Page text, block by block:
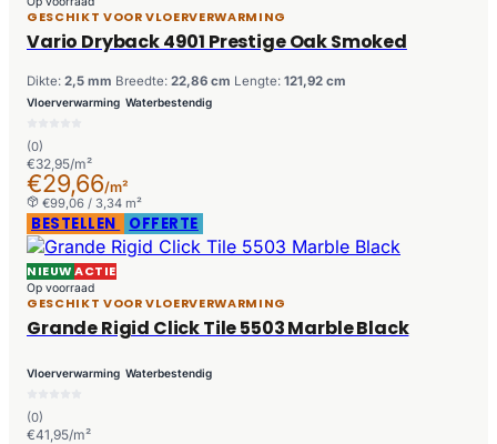
GESCHIKT VOOR VLOERVERWARMING
Vario Dryback 4901 Prestige Oak Smoked
Dikte: 2,5 mm Breedte: 22,86 cm Lengte: 121,92 cm
Vloerverwarming Waterbestendig
(0)
€32,95/m²
€29,66/m²
€99,06 / 3,34 m²
BESTELLEN OFFERTE
NIEUWACTIE
Op voorraad
GESCHIKT VOOR VLOERVERWARMING
Grande Rigid Click Tile 5503 Marble Black
Vloerverwarming Waterbestendig
(0)
€41,95/m²